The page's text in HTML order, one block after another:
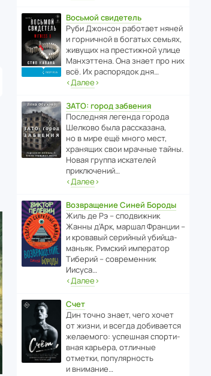
Восьмой свидетель
Руби Джонсон рабо­тает няней
и горни­чной в богатых семьях,
живущих на прес­ти­жной улице
Манх­эт­тена. Она знает про них
всё. Их распо­рядок дня…
‹Далее›
ЗАТО: город забвения
После­дняя легенда города
Шелково была расска­зана,
но в мире ещё много мест,
хранящих свои мрачные тайны.
Новая группа иска­телей
приключений…
‹Далее›
Возвращение Синей Бороды
Жиль де Рэ – спод­ви­жник
Жанны д’Арк, маршал Франции –
и кровавый серийный убийца-
маньяк. Римский импе­ратор
Тиберий – совре­менник
Иисуса…
‹Далее›
Счет
Дин точно знает, чего хочет
от жизни, и всегда доби­ва­ется
жела­е­мого: успе­шная спор­ти­
вная карьера, отли­чные
отметки, попу­ля­р­ность
и внимание…